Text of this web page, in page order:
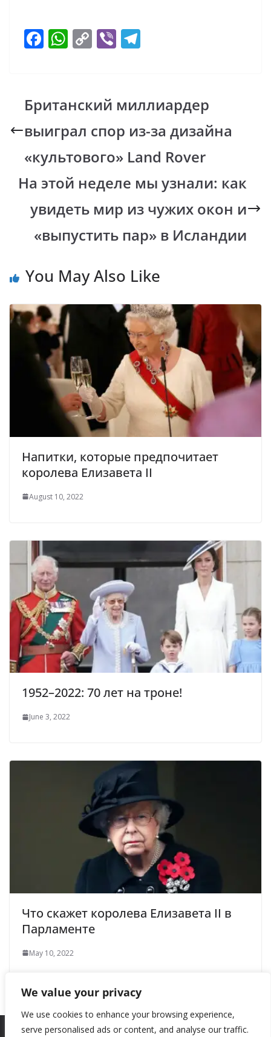
We value your privacy
We use cookies to enhance your browsing experience,
serve personalised ads or content, and analyse our traffic.
F
b
o
o
k
W
s
A
p
p
C
y
Li
n
k
Vi
gr
a
m
Британский миллиардер
выиграл спор из-за дизайна
«культового» Land Rover
На этой неделе мы узнали: как
увидеть мир из чужих окон и
«выпустить пар» в Исландии
You May Also Like
Напитки, которые предпочитает
королева Елизавета II
August 10, 2022
1952–2022: 70 лет на троне!
June 3, 2022
Что скажет королева Елизавета II в
Парламенте
May 10, 2022